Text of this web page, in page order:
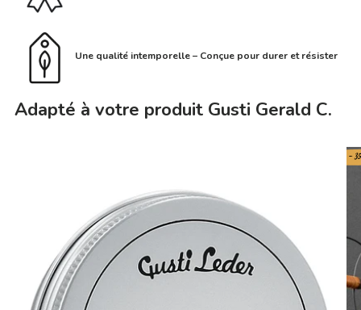
Une qualité intemporelle – Conçue pour durer et résister
Adapté à votre produit Gusti Gerald C.
-